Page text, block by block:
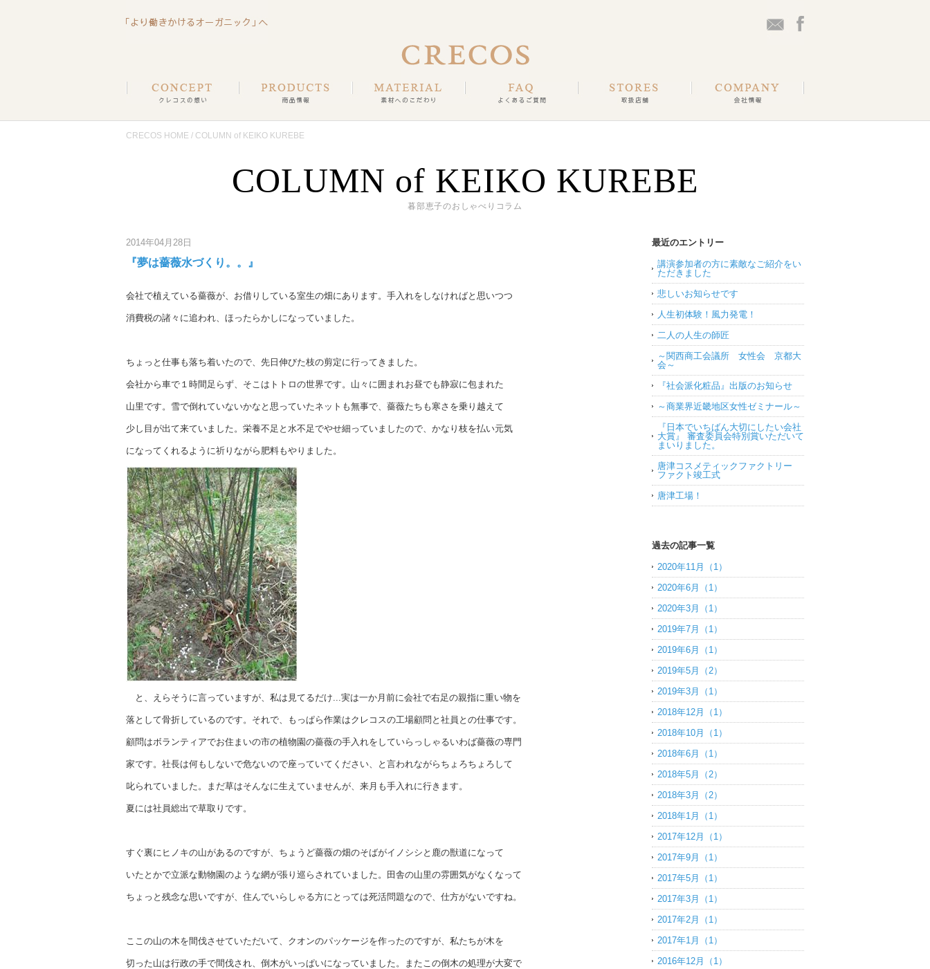
CRECOS HOME / COLUMN of KEIKO KUREBE
COLUMN of KEIKO KUREBE
暮部恵子のおしゃべりコラム
2014年04月28日
『夢は薔薇水づくり。。』
会社で植えている薔薇が、お借りしている室生の畑にあります。手入れをしなければと思いつつ
消費税の諸々に追われ、ほったらかしになっていました。
ちょっと仕事も落ち着いたので、先日伸びた枝の剪定に行ってきました。
会社から車で１時間足らず、そこはトトロの世界です。山々に囲まれお昼でも静寂に包まれた
山里です。雪で倒れていないかなと思っていたネットも無事で、薔薇たちも寒さを乗り越えて
少し目が出て来ていました。栄養不足と水不足でやせ細っていましたので、かなり枝を払い元気
になってくれるように祈りながら肥料もやりました。
と、えらそうに言っていますが、私は見てるだけ...実は一か月前に会社で右足の親指に重い物を
落として骨折しているのです。それで、もっぱら作業はクレコスの工場顧問と社員との仕事です。
顧問はボランティアでお住まいの市の植物園の薔薇の手入れをしていらっしゃるいわば薔薇の専門
家です。社長は何もしないで危ないので座っていてください、と言われながらちょろちょろして
叱られていました。まだ草はそんなに生えていませんが、来月も手入れに行きます。
夏には社員総出で草取りです。
すぐ裏にヒノキの山があるのですが、ちょうど薔薇の畑のそばがイノシシと鹿の獣道になって
いたとかで立派な動物園のような網が張り巡らされていました。田舎の山里の雰囲気がなくなって
ちょっと残念な思いですが、住んでいらしゃる方にとっては死活問題なので、仕方がないですね。
ここの山の木を間伐させていただいて、クオンのパッケージを作ったのですが、私たちが木を
切った山は行政の手で間伐され、倒木がいっぱいになっていました。またこの倒木の処理が大変で
最近のエントリー
講演参加者の方に素敵なご紹介をい
ただきました
悲しいお知らせです
人生初体験！風力発電！
二人の人生の師匠
～関西商工会議所 女性会 京都大
会～
『社会派化粧品』出版のお知らせ
～商業界近畿地区女性ゼミナール～
『日本でいちばん大切にしたい会社
大賞』 審査委員会特別賞いただいて
まいりました。
唐津コスメティックファクトリー
ファクト竣工式
唐津工場！
過去の記事一覧
2020年11月（1）
2020年6月（1）
2020年3月（1）
2019年7月（1）
2019年6月（1）
2019年5月（2）
2019年3月（1）
2018年12月（1）
2018年10月（1）
2018年6月（1）
2018年5月（2）
2018年3月（2）
2018年1月（1）
2017年12月（1）
2017年9月（1）
2017年5月（1）
2017年3月（1）
2017年2月（1）
2017年1月（1）
2016年12月（1）